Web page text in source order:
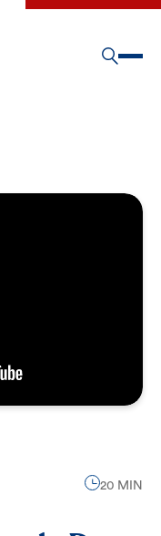
20 MIN